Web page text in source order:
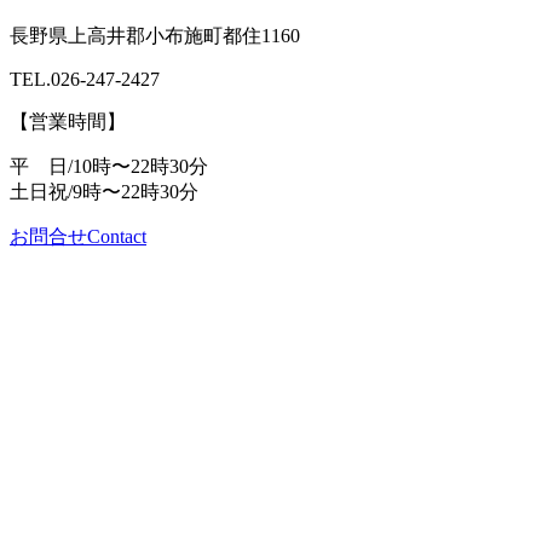
長野県上高井郡小布施町都住1160
TEL.026-247-2427
【営業時間】
平 日/10時〜22時30分
土日祝/9時〜22時30分
お問合せContact